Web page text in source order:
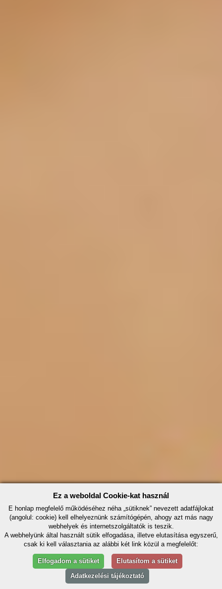
Ez a weboldal Cookie-kat használ
E honlap megfelelő működéséhez néha „sütiknek” nevezett adatfájlokat
(angolul: cookie) kell elhelyeznünk számítógépén, ahogy azt más nagy
webhelyek és internetszolgáltatók is teszik.
A webhelyünk által használt sütik elfogadása, illetve elutasítása egyszerű,
csak ki kell választania az alábbi két link közül a megfelelőt:
Elfogadom a sütiket
Elutasítom a sütiket
Adatkezelési tájékoztató